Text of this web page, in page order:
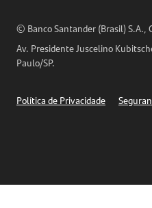
Horários de Atendimento
Telefones
© Banco Santander (Brasil)
Av. Presidente Juscelino
Paulo/SP.
Política de Privacidade